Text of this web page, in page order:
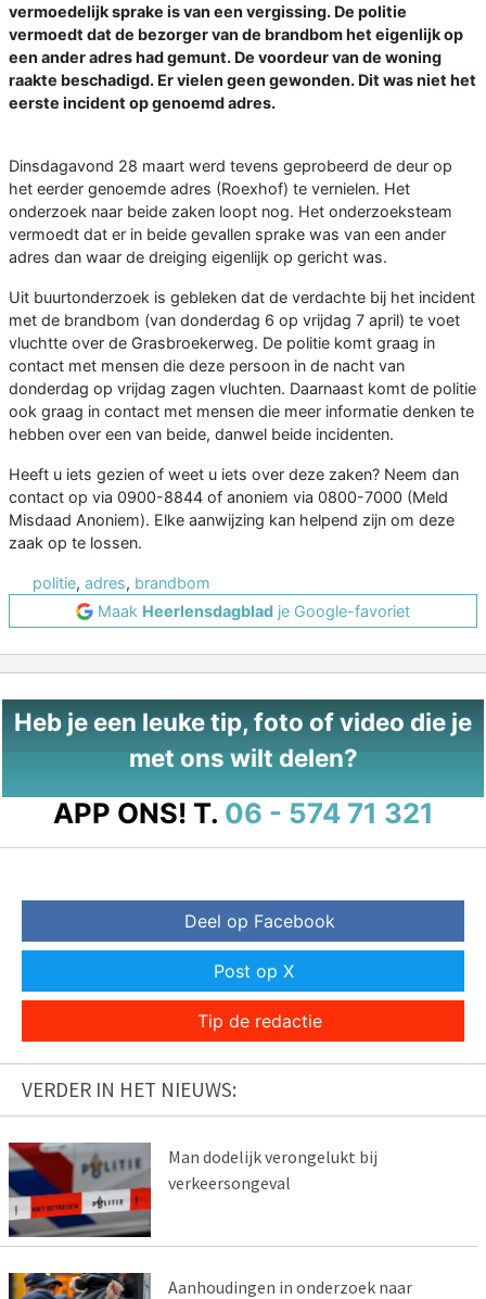
vermoedelijk sprake is van een vergissing. De politie
vermoedt dat de bezorger van de brandbom het eigenlijk op
een ander adres had gemunt. De voordeur van de woning
raakte beschadigd. Er vielen geen gewonden. Dit was niet het
eerste incident op genoemd adres.
Dinsdagavond 28 maart werd tevens geprobeerd de deur op
het eerder genoemde adres (Roexhof) te vernielen. Het
onderzoek naar beide zaken loopt nog. Het onderzoeksteam
vermoedt dat er in beide gevallen sprake was van een ander
adres dan waar de dreiging eigenlijk op gericht was.
Uit buurtonderzoek is gebleken dat de verdachte bij het incident
met de brandbom (van donderdag 6 op vrijdag 7 april) te voet
vluchtte over de Grasbroekerweg. De politie komt graag in
contact met mensen die deze persoon in de nacht van
donderdag op vrijdag zagen vluchten. Daarnaast komt de politie
ook graag in contact met mensen die meer informatie denken te
hebben over een van beide, danwel beide incidenten.
Heeft u iets gezien of weet u iets over deze zaken? Neem dan
contact op via 0900-8844 of anoniem via 0800-7000 (Meld
Misdaad Anoniem). Elke aanwijzing kan helpend zijn om deze
zaak op te lossen.
politie, adres, brandbom
Maak Heerlensdagblad je Google-favoriet
Heb je een leuke tip, foto of video die je
met ons wilt delen?
APP ONS! T. 06 - 574 71 321
Deel op Facebook
Post op X
Tip de redactie
VERDER IN HET NIEUWS:
Man dodelijk verongelukt bij
verkeersongeval
Aanhoudingen in onderzoek naar